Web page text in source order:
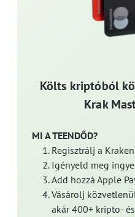
Költs kriptóból
Krak
MI A TEENDŐD?
Regisztrálj a
Igényeld meg
Add hozzá Apple
Vásárolj
akár 400+ kripto-